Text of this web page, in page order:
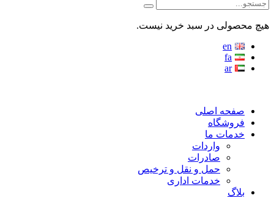
هیچ محصولی در سبد خرید نیست.
en
fa
ar
صفحه اصلی
فروشگاه
خدمات ما
واردات
صادرات
حمل و نقل و ترخیص
خدمات اداری
بلاگ